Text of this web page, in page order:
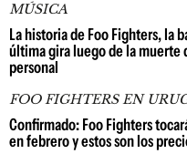
MÚSICA
La historia de Foo Fighters, la
última gira luego de la muerte
personal
FOO FIGHTERS EN
Confirmado: Foo Fighters
en febrero y estos son los